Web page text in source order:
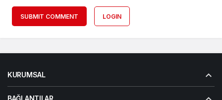
SUBMIT COMMENT LOGIN
KURUMSAL